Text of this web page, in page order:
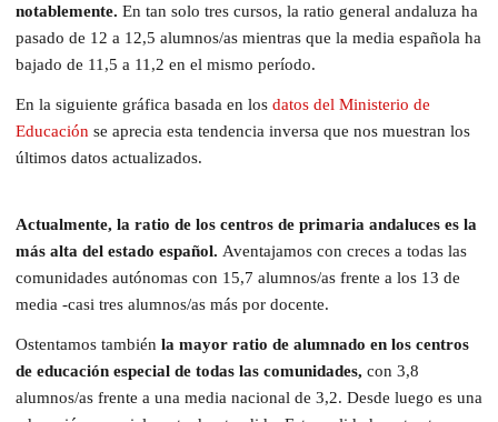
notablemente. En tan solo tres cursos, la ratio general andaluza ha
pasado de 12 a 12,5 alumnos/as mientras que la media española ha
bajado de 11,5 a 11,2 en el mismo período.
En la siguiente gráfica basada en los datos del Ministerio de
Educación se aprecia esta tendencia inversa que nos muestran los
últimos datos actualizados.
Actualmente, la ratio de los centros de primaria andaluces es la
más alta del estado español. Aventajamos con creces a todas las
comunidades autónomas con 15,7 alumnos/as frente a los 13 de
media -casi tres alumnos/as más por docente.
Ostentamos también la mayor ratio de alumnado en los centros
de educación especial de todas las comunidades, con 3,8
alumnos/as frente a una media nacional de 3,2. Desde luego es una